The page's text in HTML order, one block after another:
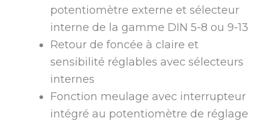
potentiomètre externe et sélecteur
interne de la gamme DIN 5-8 ou 9-13
Retour de foncée à claire et
sensibilité réglables avec sélecteurs
internes
Fonction meulage avec interrupteur
intégré au potentiomètre de réglage